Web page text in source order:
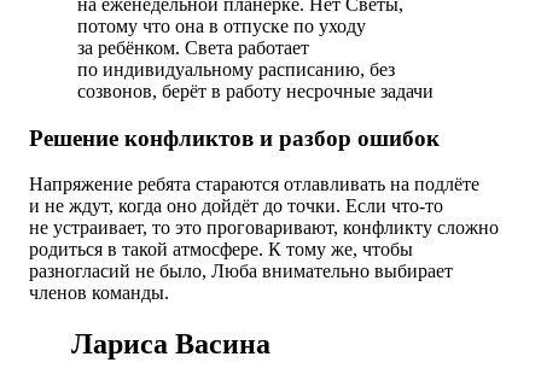
на еженедельной планёрке. Нет Светы,
потому что она в отпуске по уходу
за ребёнком. Света работает
по индивидуальному расписанию, без
созвонов, берёт в работу несрочные задачи
Решение конфликтов и разбор ошибок
Напряжение ребята стараются отлавливать на подлёте
и не ждут, когда оно дойдёт до точки. Если что-то
не устраивает, то это проговаривают, конфликту сложно
родиться в такой атмосфере. К тому же, чтобы
разногласий не было, Люба внимательно выбирает
членов команды.
Лариса Васина